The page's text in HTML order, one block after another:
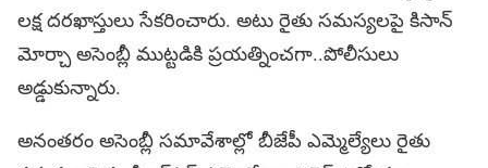
లక్ష దరఖాస్తులు సేకరించారు. అటు రైతు సమస్యలపై కిసాన్
మోర్చా అసెంబ్లీ ముట్టడికి ప్రయత్నించగా..పోలీసులు
అడ్డుకున్నారు.
అనంతరం అసెంబ్లీ సమావేశాల్లో బీజేపీ ఎమ్మెల్యేలు రైతు